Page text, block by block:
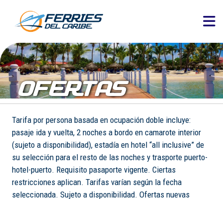
OFERTAS
Tarifa por persona basada en ocupación doble incluye:
pasaje ida y vuelta, 2 noches a bordo en camarote interior
(sujeto a disponibilidad), estadía en hotel “all inclusive” de
su selección para el resto de las noches y trasporte puerto-
hotel-puerto. Requisito pasaporte vigente. Ciertas
restricciones aplican. Tarifas varían según la fecha
seleccionada. Sujeto a disponibilidad. Ofertas nuevas